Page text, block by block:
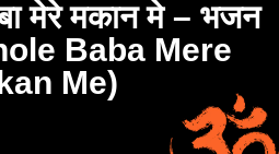
मेरे मकान मे – भजन
Baba Mere
Me)